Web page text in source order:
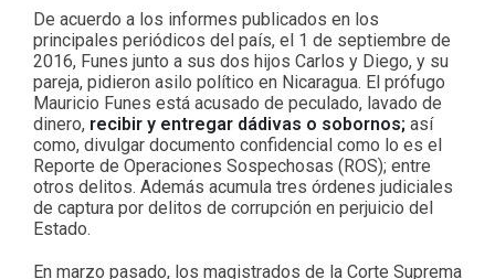
De acuerdo a los informes publicados en los
principales periódicos del país, el 1 de septiembre de
2016, Funes junto a sus dos hijos Carlos y Diego, y su
pareja, pidieron asilo político en Nicaragua. El prófugo
Mauricio Funes está acusado de peculado, lavado de
dinero, recibir y entregar dádivas o sobornos; así
como, divulgar documento confidencial como lo es el
Reporte de Operaciones Sospechosas (ROS); entre
otros delitos. Además acumula tres órdenes judiciales
de captura por delitos de corrupción en perjuicio del
Estado.
En marzo pasado, los magistrados de la Corte Suprema